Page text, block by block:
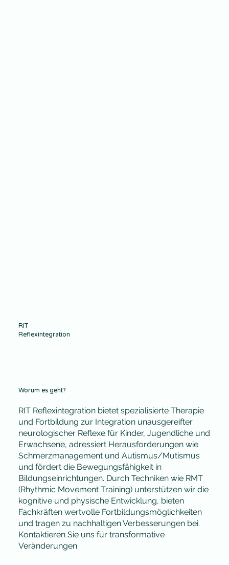
RIT
Reflexintegration
Worum es geht?
RIT Reflexintegration bietet spezialisierte Therapie
und Fortbildung zur Integration unausgereifter
neurologischer Reflexe für Kinder, Jugendliche und
Erwachsene, adressiert Herausforderungen wie
Schmerzmanagement und Autismus/Mutismus
und fördert die Bewegungsfähigkeit in
Bildungseinrichtungen. Durch Techniken wie RMT
(Rhythmic Movement Training) unterstützen wir die
kognitive und physische Entwicklung, bieten
Fachkräften wertvolle Fortbildungsmöglichkeiten
und tragen zu nachhaltigen Verbesserungen bei.
Kontaktieren Sie uns für transformative
Veränderungen.